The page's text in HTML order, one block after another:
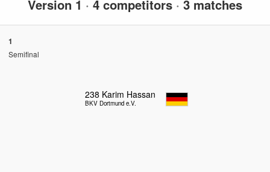
Version 1 · 4 competitors · 3 matches
1
Semifinal
238 Karim Hassan
BKV Dortmund e.V.